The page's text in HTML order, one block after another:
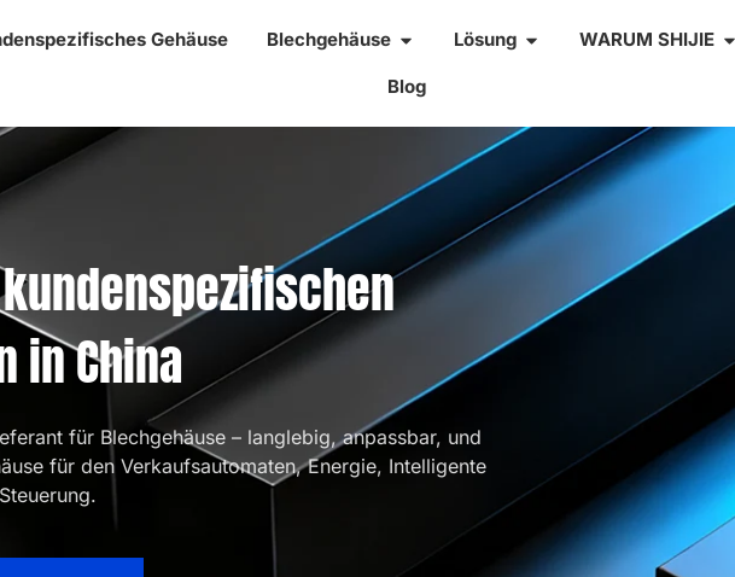
Gehäuse Blechgehäuse Lösung WARUM SHIJIE
Blog
in China
für Blechgehäuse – langlebig, anpassbar, und
für den Verkaufsautomaten, Energie, Intelligente